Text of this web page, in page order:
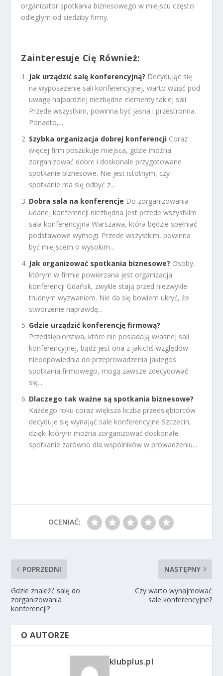
organizator spotkania biznesowego w miejscu często
odległym od siedziby firmy.
Zainteresuje Cię Również:
Jak urządzić salę konferencyjną? Decydując się
na wyposażenie sali konferencyjnej, warto wziąć pod
uwagę najbardziej niezbędne elementy takiej sali.
Przede wszystkim, powinna być jasna i przestronna.
Ponadto,...
Szybka organizacja dobrej konferencji Coraz
więcej firm poszukuje miejsca, gdzie można
zorganizować dobre i doskonale przygotowane
spotkanie biznesowe. Nie jest istotnym, czy
spotkanie ma się odbyć z...
Dobra sala na konferencje Do zorganizowania
udanej konferencji niezbędna jest przede wszystkim
sala konferencyjna Warszawa, która będzie spełniać
podstawowe wymogi. Przede wszystkim, powinna
być miejscem o wysokim...
Jak organizować spotkania biznesowe? Osoby,
którym w firmie powierzana jest organizacja
konferencji Gdańsk, zwykle stają przed niezwykle
trudnym wyzwaniem. Nie da się bowiem ukryć, że
stworzenie naprawdę...
Gdzie urządzić konferencję firmową?
Przedsiębiorstwa, które nie posiadają własnej sali
konferencyjnej, bądź jest ona z jakichś względów
nieodpowiednia do przeprowadzenia jakiegoś
spotkania firmowego, mogą zawsze zdecydować
się...
Dlaczego tak ważne są spotkania biznesowe?
Każdego roku coraz większa liczba przedsiębiorców
decyduje się wynająć sale konferencyjne Szczecin,
dzięki którym można zorganizować doskonałe
spotkanie zarówno dla wspólników w prowadzeniu...
OCENIAĆ:
POPRZEDNI
Gdzie znaleźć salę do
zorganizowania
konferencji?
NASTĘPNY
Czy warto wynajmować
sale konferencyjne?
O AUTORZE
klubplus.pl